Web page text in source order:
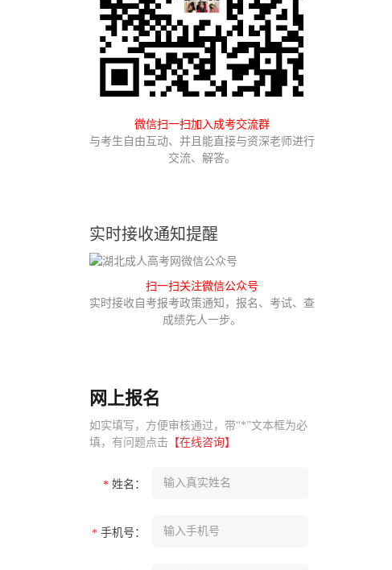
微信扫一扫加入成考交流群
与考生自由互动、并且能直接与资深老师进行
交流、解答。
实时接收通知提醒
扫一扫关注微信公众号
实时接收自考报考政策通知，报名、考试、查
成绩先人一步。
网上报名
如实填写，方便审核通过，带“*”文本框为必
填，有问题点击 【在线咨询】
* 姓名：
* 手机号：